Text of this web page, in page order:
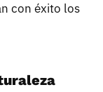
con éxito los